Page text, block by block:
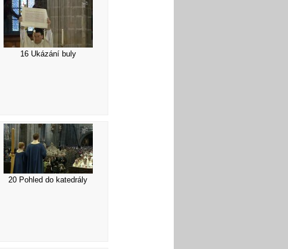
16 Ukázání buly
20 Pohled do katedrály